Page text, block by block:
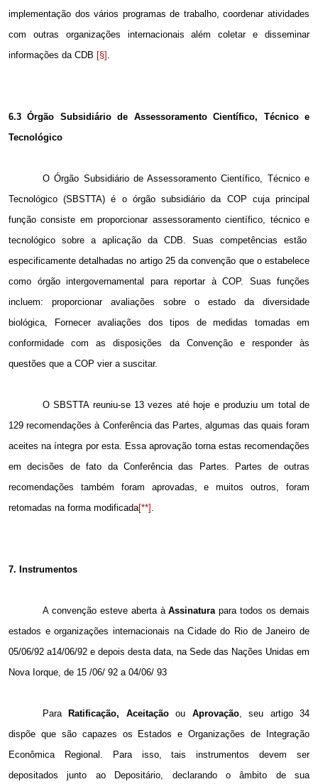
implementação dos vários programas de trabalho, coordenar atividades
com outras organizações internacionais além coletar e disseminar
informações da CDB [§] .
6.3 Órgão Subsidiário de Assessoramento Científico, Técnico e
Tecnológico
O Órgão Subsidiário de Assessoramento Científico, Técnico e
Tecnológico (SBSTTA) é o órgão subsidiário da COP cuja principal
função consiste em proporcionar assessoramento científico, técnico e
tecnológico sobre a aplicação da CDB. Suas competências estão
especificamente detalhadas no artigo 25 da convenção que o estabelece
como órgão intergovernamental para reportar à COP. Suas funções
incluem: proporcionar avaliações sobre o estado da diversidade
biológica, Fornecer avaliações dos tipos de medidas tomadas em
conformidade com as disposições da Convenção e responder às
questões que a COP vier a suscitar.
O SBSTTA reuniu-se 13 vezes até hoje e produziu um total de
129 recomendações à Conferência das Partes, algumas das quais foram
aceites na íntegra por esta. Essa aprovação torna estas recomendações
em decisões de fato da Conferência das Partes. Partes de outras
recomendações também foram aprovadas, e muitos outros, foram
retomadas na forma modificada[**] .
7. Instrumentos
A convenção esteve aberta àAssinaturapara todos os demais
estados e organizações internacionais na Cidade do Rio de Janeiro de
05/06/92 a14/06/92 e depois desta data, na Sede das Nações Unidas em
Nova Iorque, de 15 /06/ 92 a04/06/ 93
Para Ratificação, Aceitaçãoou Aprovação, seu artigo 34
dispõe que são capazes os Estados e Organizações de Integração
Econômica Regional. Para isso, tais instrumentos devem ser
depositados junto ao Depositário, declarando o âmbito de sua